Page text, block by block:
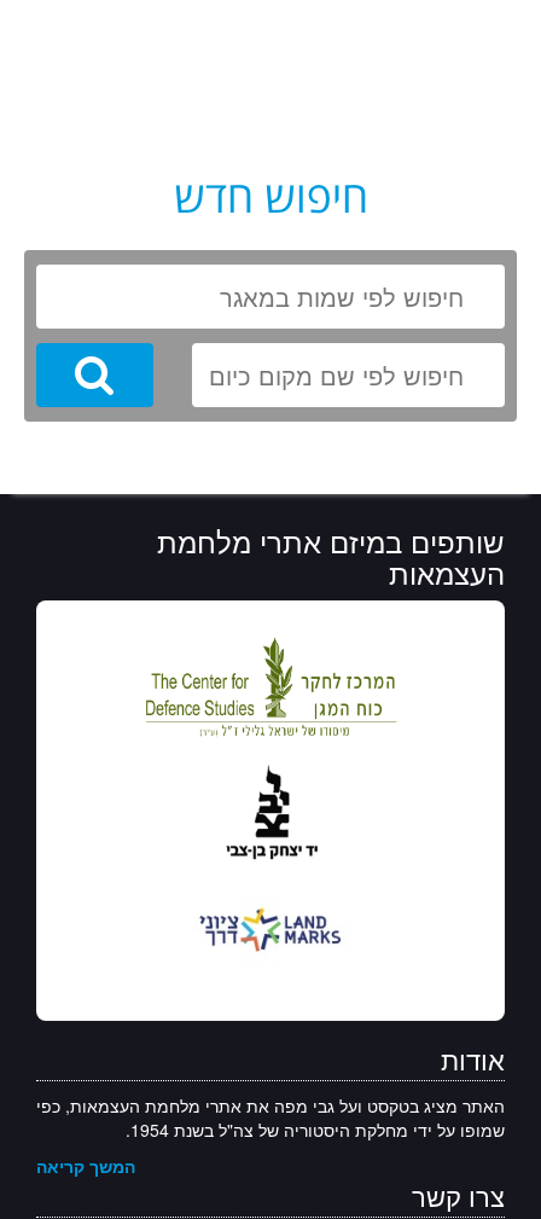
חיפוש חדש
Search
שותפים במיזם אתרי מלחמת
העצמאות
אודות
האתר מציג בטקסט ועל גבי מפה את אתרי מלחמת העצמאות, כפי
שמופו על ידי מחלקת היסטוריה של צה"ל בשנת 1954.
המשך קריאה
צרו קשר